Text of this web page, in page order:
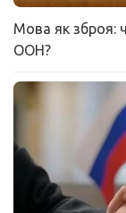
Мова як зброя:
ООН?